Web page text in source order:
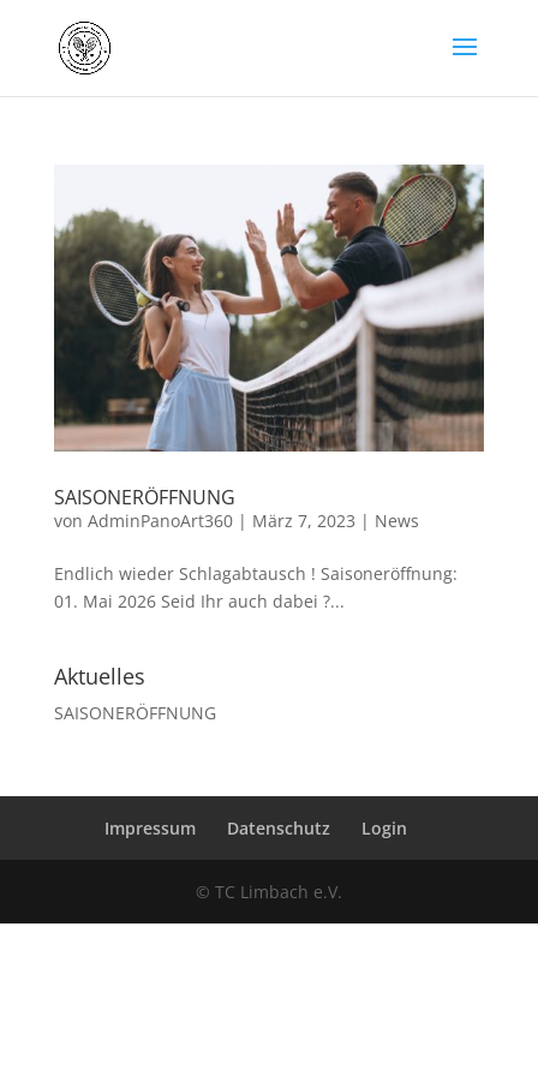
SAISONERÖFFNUNG
von AdminPanoArt360| März 7, 2023 | News
Endlich wieder Schlagabtausch ! Saisoneröffnung:
01. Mai 2026 Seid Ihr auch dabei ?...
Aktuelles
SAISONERÖFFNUNG
Impressum Datenschutz Login
© TC Limbach e.V.